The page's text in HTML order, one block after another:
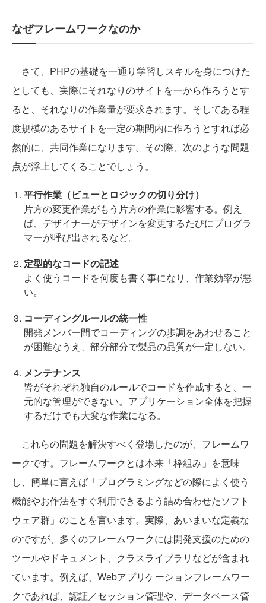
なぜフレームワークなのか
さて、PHPの基礎を一通り学習しスキルを身につけた
としても、実際にそれなりのサイトを一から作ろうとす
ると、それなりの作業量が要求されます。そしてある程
度規模のあるサイトを一定の期間内に作ろうとすれば必
然的に、共同作業になります。その際、次のような問題
点が浮上してくることでしょう。
平行作業（ビューとロジックの切り分け）
片方の変更作業がもう片方の作業に影響する。例え
ば、デザイナーがデザインを変更するたびにプログラ
マーが呼び出されるなど。
定型的なコードの記述
よく使うコードを何度も書く事になり、作業効率が悪
い。
コーディングルールの統一性
開発メンバー間でコーディングの歩調をあわせること
が困難なうえ、部分部分で製品の品質が一定しない。
メンテナンス
皆がそれぞれ独自のルールでコードを作成すると、一
元的な管理ができない。アプリケーション全体を把握
するだけでも大変な作業になる。
これらの問題を解決すべく登場したのが、フレームワ
ークです。フレームワークとは本来「枠組み」を意味
し、簡単に言えば「プログラミングなどの際によく使う
機能やお作法をすぐ利用できるよう詰め合わせたソフト
ウェア群」のことを言います。実際、あいまいな定義な
のですが、多くのフレームワークには開発支援のための
ツールやドキュメント、クラスライブラリなどが含まれ
ています。例えば、Webアプリケーションフレームワー
クであれば、認証／セッション管理や、データベース管